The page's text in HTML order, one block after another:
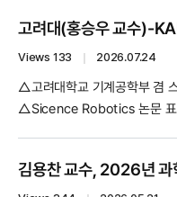
Views 133 ｜ 2026.07.24
△고려대학교 기계공학부 겸
△Sicence Robotics 논문 표
KAIST 기계공학과 박해원 교
김용찬 교수, 2026년 과